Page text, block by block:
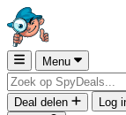
Menu
Deal delen
Log